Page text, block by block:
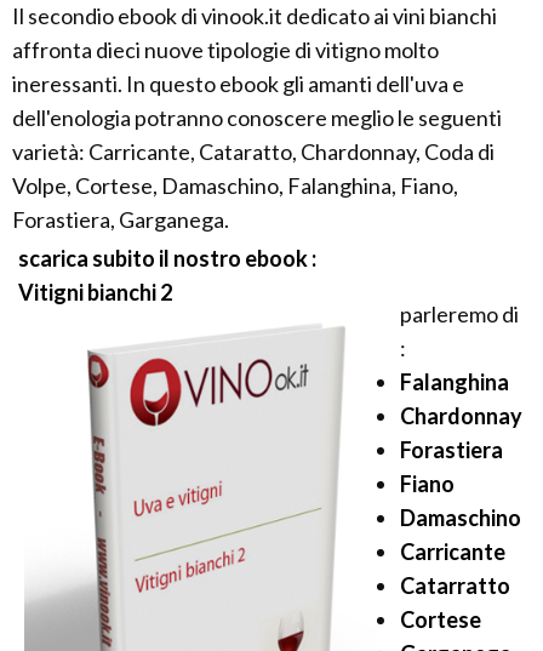
Il secondio ebook di vinook.it dedicato ai vini bianchi
affronta dieci nuove tipologie di vitigno molto
ineressanti. In questo ebook gli amanti dell'uva e
dell'enologia potranno conoscere meglio le seguenti
varietà: Carricante, Cataratto, Chardonnay, Coda di
Volpe, Cortese, Damaschino, Falanghina, Fiano,
Forastiera, Garganega.
scarica subito il nostro ebook :
Vitigni bianchi 2
parleremo di
:
Falanghina
Chardonnay
Forastiera
Fiano
Damaschino
Carricante
Catarratto
Cortese